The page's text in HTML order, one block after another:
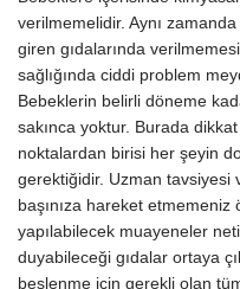
verilmemelidir. Aynı
giren gıdalarında
sağlığında ciddi problem
Bebeklerin belirli döneme
sakınca yoktur. Burada
noktalardan birisi her şeyin
gerektiğidir. Uzman tavsiyesi
başınıza hareket
yapılabilecek muayeneler
duyabileceği gıdalar ortaya
beslenme için gerekli olan